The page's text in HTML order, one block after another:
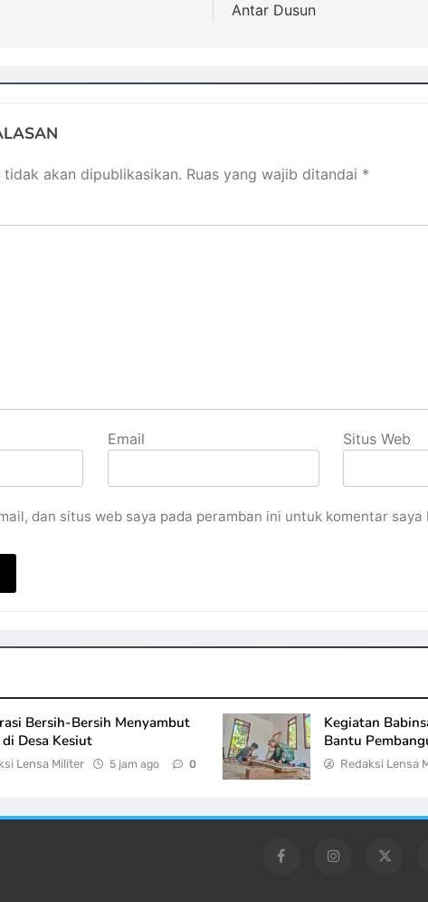
Antar Dusun
akan dipublikasikan. Ruas yang wajib ditandai *
Email Situs Web
dan situs web saya pada peramban ini untuk komentar saya
Bersih-Bersih Menyambut
di Desa Kesiut
Lensa Militer 5 jam ago 0
Kegiatan
Bantu
Redaksi Lensa